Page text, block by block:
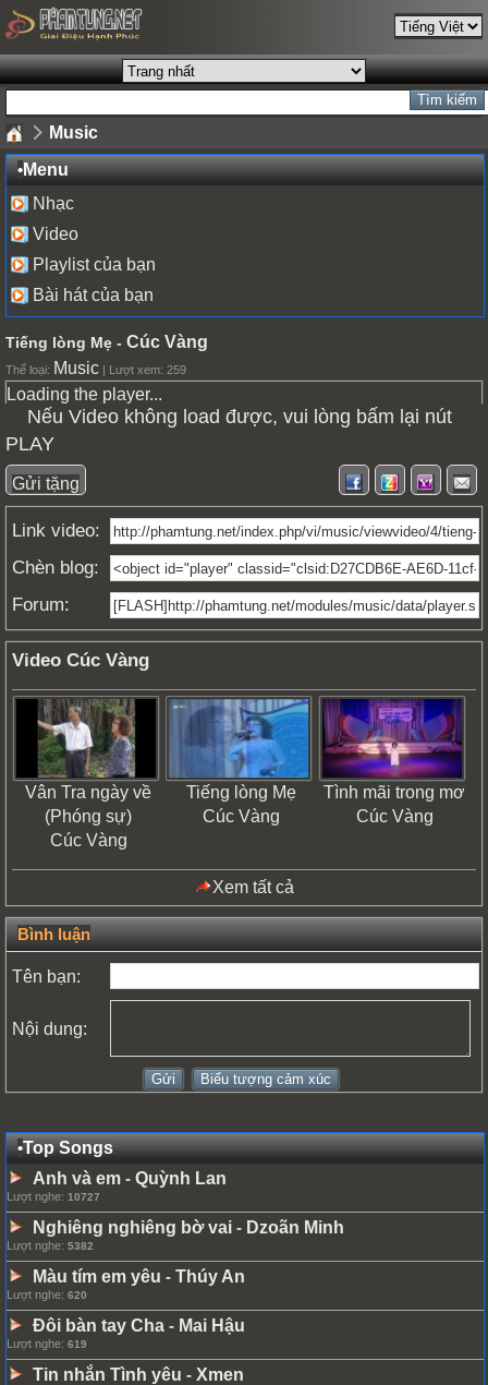
Music
•Menu
Nhạc
Video
Playlist của bạn
Bài hát của bạn
Tiếng lòng Mẹ - Cúc Vàng
Thể loại: Music | Lượt xem: 259
Loading the player...
Nếu Video không load được, vui lòng bấm lại nút
PLAY
Gửi tặng
Link video:
Chèn blog:
Forum:
Video Cúc Vàng
Vân Tra ngày về
(Phóng sự)
Cúc Vàng
Tiếng lòng Mẹ
Cúc Vàng
Tình mãi trong mơ
Cúc Vàng
Xem tất cả
Bình luận
Tên bạn:
Nội dung:
•Top Songs
Anh và em - Quỳnh Lan
Lượt nghe: 10727
Nghiêng nghiêng bờ vai - Dzoãn Minh
Lượt nghe: 5382
Màu tím em yêu - Thúy An
Lượt nghe: 620
Đôi bàn tay Cha - Mai Hậu
Lượt nghe: 619
Tin nhắn Tình yêu - Xmen